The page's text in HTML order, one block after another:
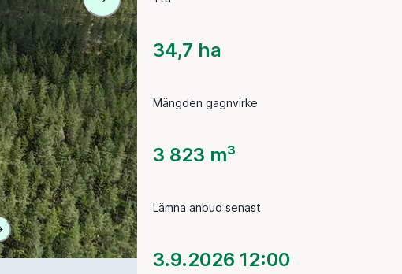
34,7 ha
Mängden gagnvirke
3 823 m³
Lämna anbud senast
3.9.2026 12:00